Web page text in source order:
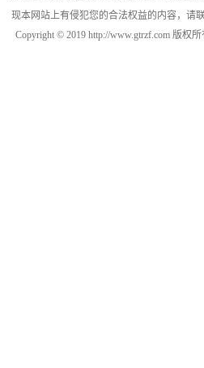
现本网站上有侵犯您的合法权益的内容，请
Copyright © 2019 http://www.gtrzf.com 版权